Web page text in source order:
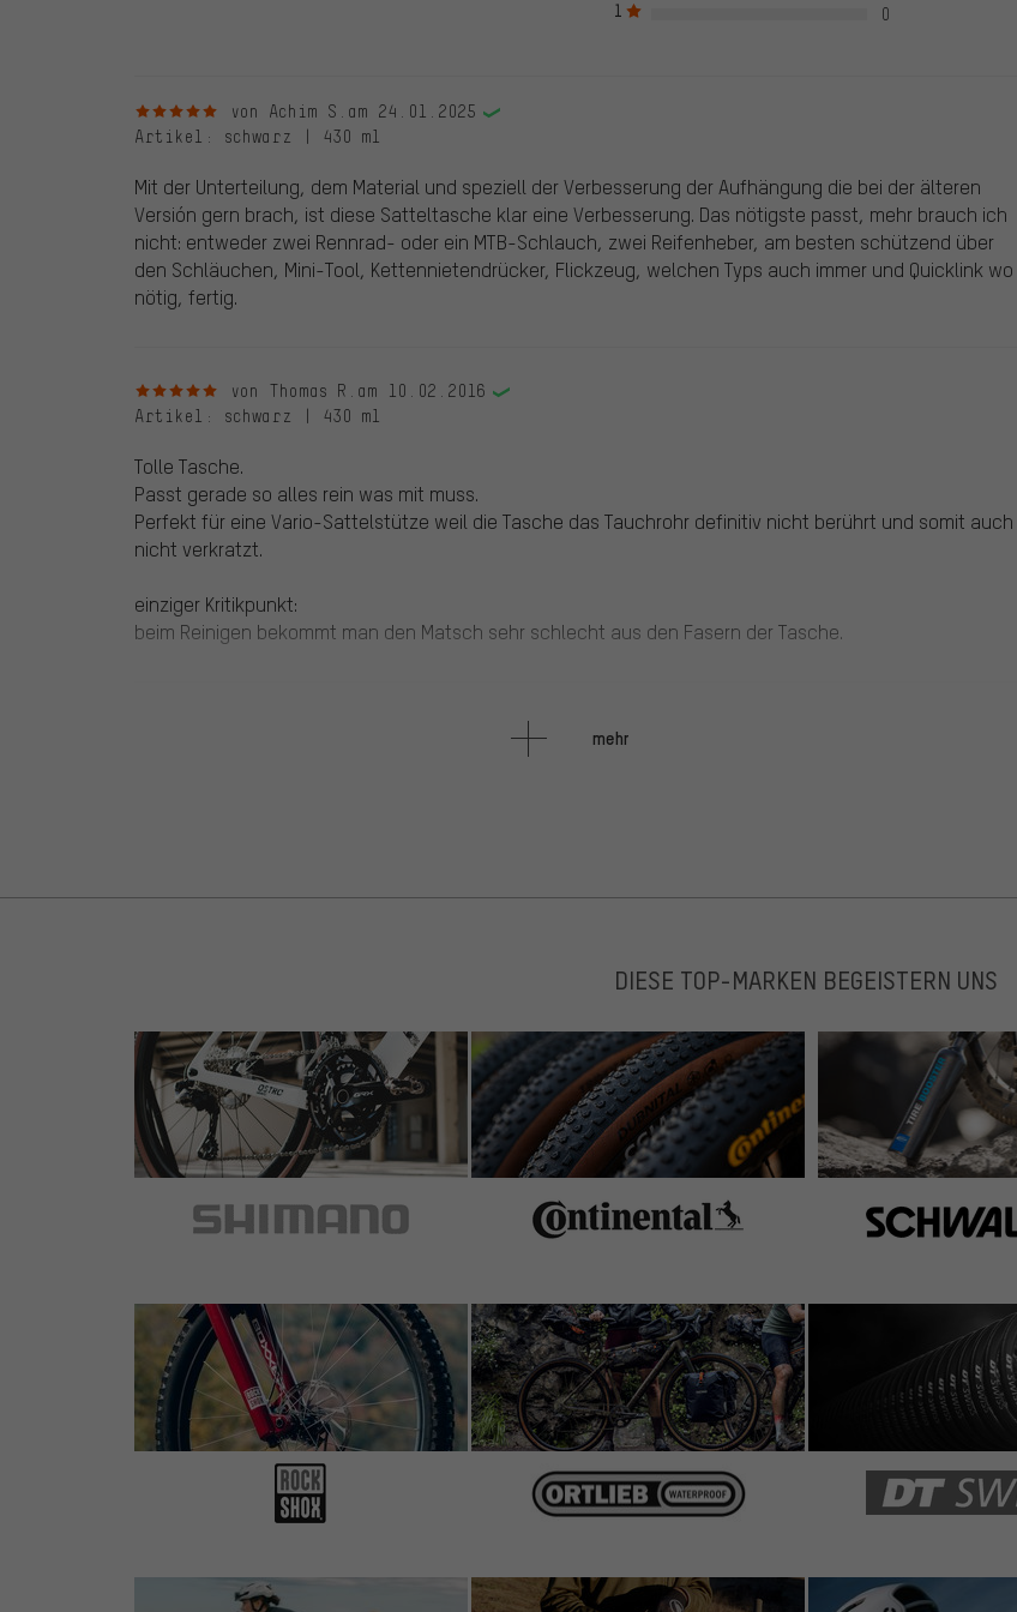
veröffentlichen alle ordnungsgemäß abgegebenen Bewertungen.
1
0
5 von 5 Sternenvon Achim S. am 24.01.2025
Artikel : schwarz | 430 ml
Mit der Unterteilung, dem Material und speziell der Verbesserung der Aufhängung die bei der älteren
Versión gern brach, ist diese Satteltasche klar eine Verbesserung. Das nötigste passt, mehr brauch ich
nicht: entweder zwei Rennrad- oder ein MTB-Schlauch, zwei Reifenheber, am besten schützend über
den Schläuchen, Mini-Tool, Kettennietendrücker, Flickzeug, welchen Typs auch immer und Quicklink wo
nötig, fertig.
5 von 5 Sternenvon Thomas R. am 10.02.2016
Artikel : schwarz | 430 ml
Tolle Tasche.
Passt gerade so alles rein was mit muss.
Perfekt für eine Vario-Sattelstütze weil die Tasche das Tauchrohr definitiv nicht berührt und somit auch
nicht verkratzt.
einziger Kritikpunkt:
beim Reinigen bekommt man den Matsch sehr schlecht aus den Fasern der Tasche.
5 von 5 Sternenvon Michael H. am 06.01.2012
Tolles Herrentäschchen!
Schön klein und trotzdem noch groß genug, um Tool, Schlauchheber und Schlauch drin unterzubringen.
Durch das Gummiband ist das Tool gesichert und klappert nicht. Die Tasche ist ausreichend wasserdicht
Einzig die Halterung könnte etwas näher am Sattel bauen.
mehr
DIESE TOP-MARKEN BEGEISTERN UNS